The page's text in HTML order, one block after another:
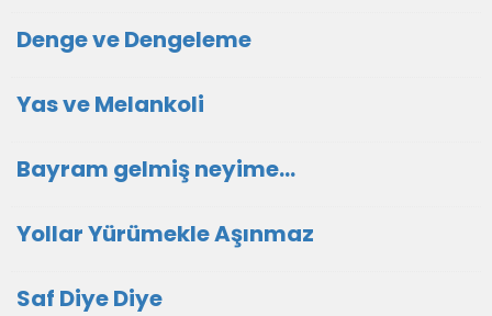
Denge ve Dengeleme
Yas ve Melankoli
Bayram gelmiş neyime...
Yollar Yürümekle Aşınmaz
Saf Diye Diye